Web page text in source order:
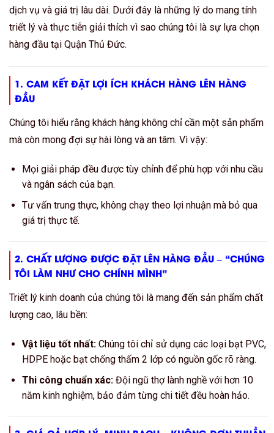
dịch vụ và giá trị lâu dài. Dưới đây là những lý do mang tính
triết lý và thực tiễn giải thích vì sao chúng tôi là sự lựa chọn
hàng đầu tại Quận Thủ Đức.
1. CAM KẾT ĐẶT LỢI ÍCH KHÁCH HÀNG LÊN HÀNG
ĐẦU
Chúng tôi hiểu rằng khách hàng không chỉ cần một sản phẩm
mà còn mong đợi sự hài lòng và an tâm. Vì vậy:
Mọi giải pháp đều được tùy chỉnh để phù hợp với nhu cầu
và ngân sách của bạn.
Tư vấn trung thực, không chạy theo lợi nhuận mà bỏ qua
giá trị thực tế.
2. CHẤT LƯỢNG ĐƯỢC ĐẶT LÊN HÀNG ĐẦU – “CHÚNG
TÔI LÀM NHƯ CHO CHÍNH MÌNH”
Triết lý kinh doanh của chúng tôi là mang đến sản phẩm chất
lượng cao, lâu bền:
Vật liệu tốt nhất:Chúng tôi chỉ sử dụng các loại bạt PVC,
HDPE hoặc bạt chống thấm 2 lớp có nguồn gốc rõ ràng.
Thi công chuẩn xác:Đội ngũ thợ lành nghề với hơn 10
năm kinh nghiệm, bảo đảm từng chi tiết đều hoàn hảo.